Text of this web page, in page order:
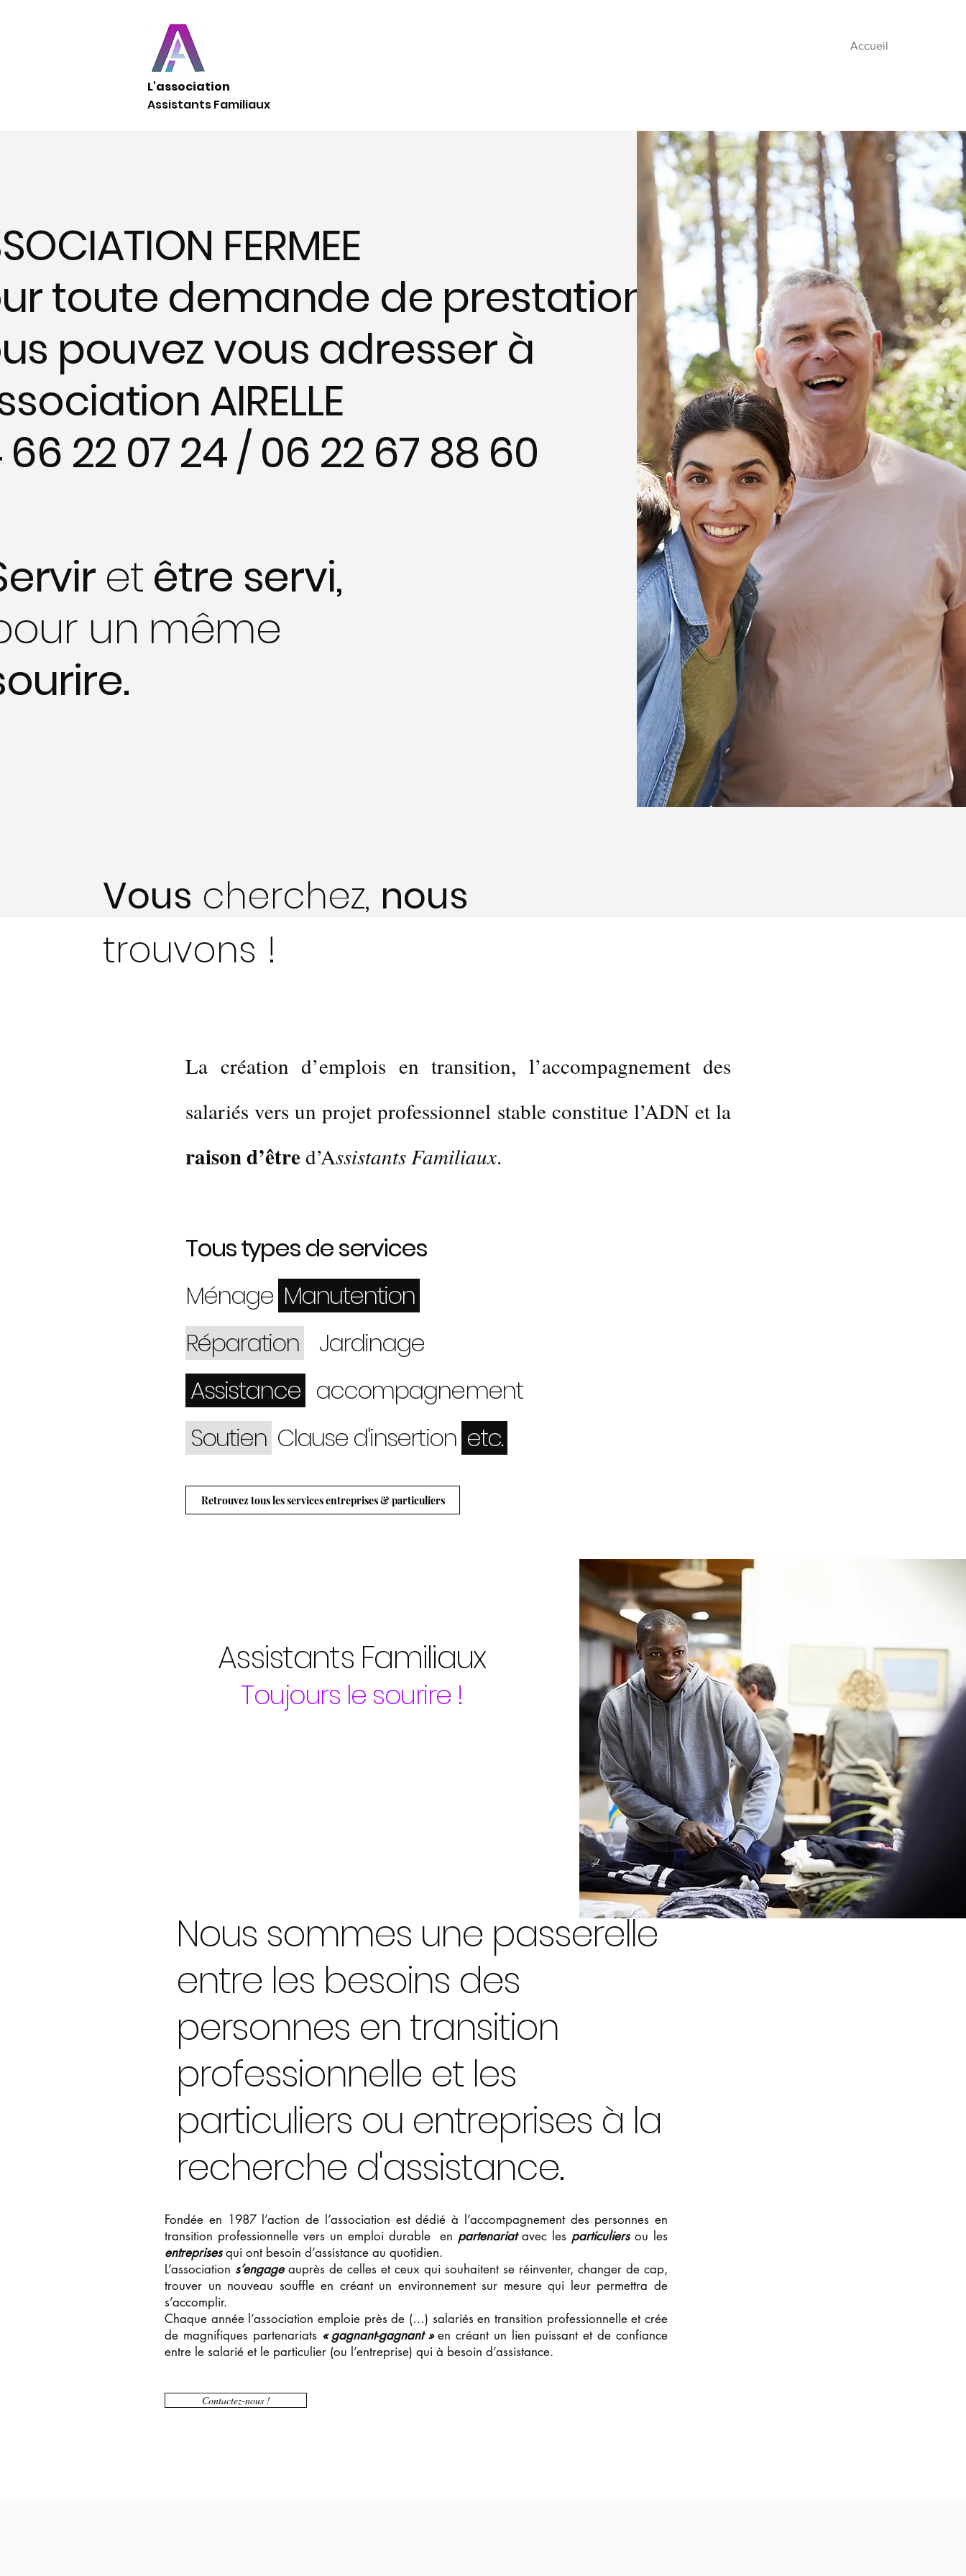
L'association
Assistants Familiaux
Accueil
FERMEE
toute demande de prestation
pouvez vous adresser à
AIRELLE
22 07 24 / 06 22 67 88 60
etêtre servi,
un même
Vous cherchez, nous
trouvons !
La création d’emplois en transition, l’accompagnement des
salariés vers un projet professionnel stable constitue l’ADN et la
raison d’êtred’Assistants Familiaux.
Tous types de services
Ménage Manutention
Réparation
Jardinage
Assistance accompagnement
Soutien Clause d'insertion etc.
Retrouvez tous les services entreprises & particuliers
Assistants Familiaux
Toujours le sourire !
Nous sommes une passerelle
entre les besoins des
personnes en transition
professionnelle et les
particuliers ou entreprises à la
recherche d'assistance.
Fondée en 1987 l’action de l’association est dédié à l’accompagnement des personnes en
transition professionnelle vers un emploi durable en partenariatavec les particuliersou les
entreprisesqui ont besoin d’assistance au quotidien.
L’association s’engageauprès de celles et ceux qui souhaitent se réinventer, changer de cap,
trouver un nouveau souffle en créant un environnement sur mesure qui leur permettra de
s’accomplir.
Chaque année l’association emploie près de (…) salariés en transition professionnelle et crée
de magnifiques partenariats « gagnant-gagnant »en créant un lien puissant et de confiance
entre le salarié et le particulier (ou l’entreprise) qui à besoin d’assistance.
Contactez-nous !